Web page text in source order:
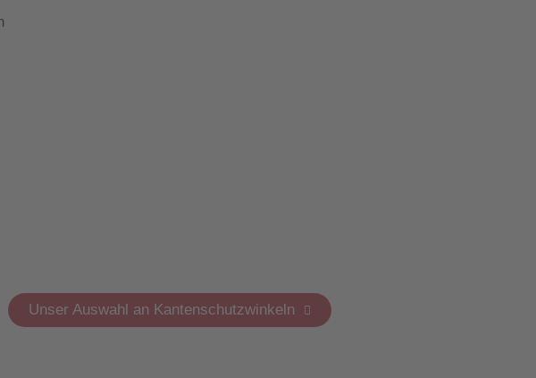
Unser Auswahl an Kantenschutzwinkeln